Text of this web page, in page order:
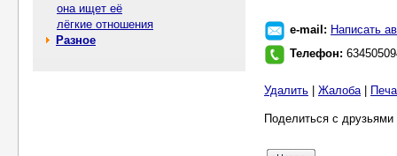
она ищет её
лёгкие отношения
Разное
e-mail: Написать
Телефон:
Удалить Жалоба|
Поделиться с